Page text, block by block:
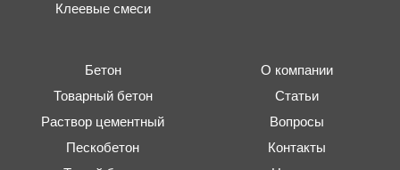
Клеевые смеси
Бетон
Товарный бетон
Раствор цементный
Пескобетон
О компании
Статьи
Вопросы
Контакты